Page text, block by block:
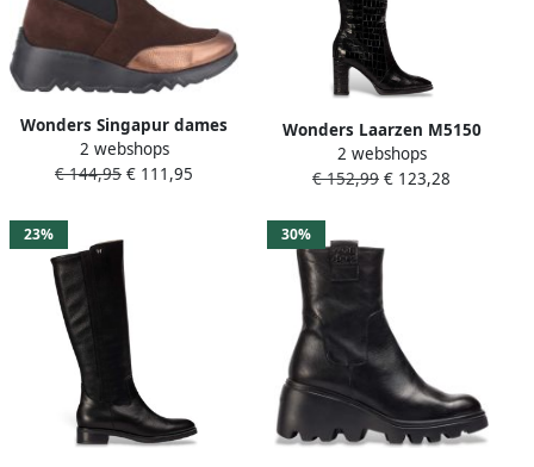
Wonders Singapur dames
laars Zwart
2 webshops
€ 144,95 € 111,95
Wonders Laarzen M5150
2 webshops
€ 152,99 € 123,28
23% 30%